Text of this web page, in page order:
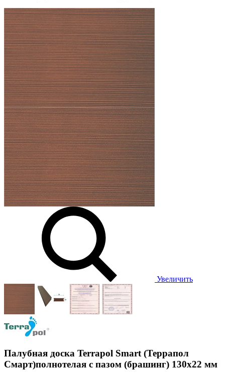
Увеличить
Палубная доска Terrapol Smart (Террапол
Смарт)полнотелая с пазом (брашинг) 130х22 мм